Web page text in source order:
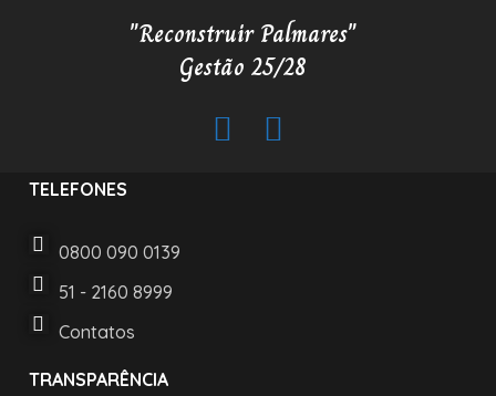
"Reconstruir Palmares"
Gestão 25/28
TELEFONES
0800 090 0139
51 - 2160 8999
Contatos
TRANSPARÊNCIA